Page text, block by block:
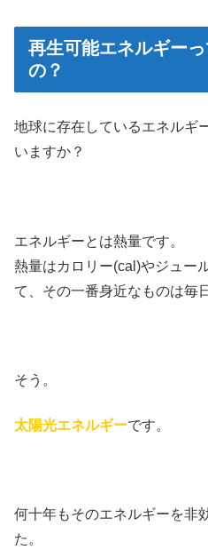
再生可能エネルギー
の？
地球に存在しているエネルギ
いますか？
エネルギーとは熱量です。
熱量はカロリー(cal)やジュー
て、その一番身近なものは毎
そう。
太陽光エネルギーです。
何十年もそのエネルギーを非
た。